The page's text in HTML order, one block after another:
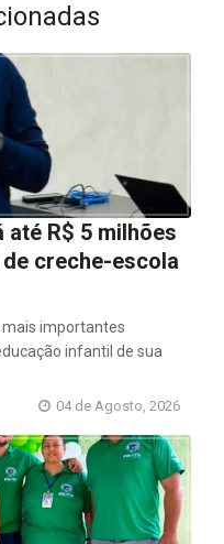
R$ 5 milhões
creche-escola
mais importantes
infantil de sua
04 de Agosto, 2026